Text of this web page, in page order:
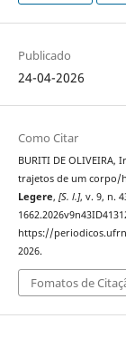
Publicado
24-04-2026
Como Citar
BURITI DE
trajetos de um corpo/
Legere, [S. l.], v. 9, n.
https://
2026.
Fomatos de